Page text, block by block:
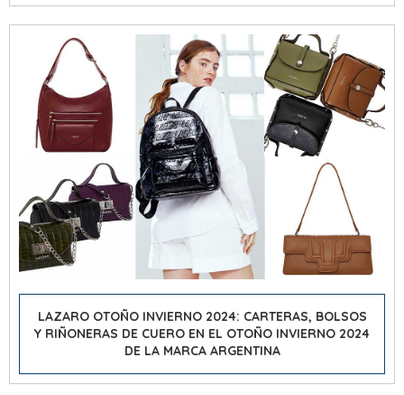
LAZARO OTOÑO INVIERNO 2024: CARTERAS, BOLSOS
Y RIÑONERAS DE CUERO EN EL OTOÑO INVIERNO 2024
DE LA MARCA ARGENTINA